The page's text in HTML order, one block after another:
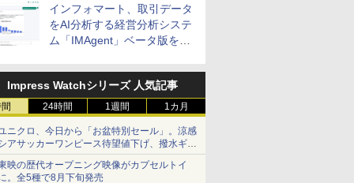
インフォマート、取引データ
をAI分析する経営分析システ
ム「IMAgent」ベータ版を提
Impress Watchシリーズ 人気記事
24時間 1週間 1カ月
ニクロ、今日から「お盆特別セール」。涼感
アサッカーワンピース待望値下げ、撥水ギア
ョーツは1990円に
映の歴代オープニング映像がカプセルトイ
。全5種で8月下旬発売